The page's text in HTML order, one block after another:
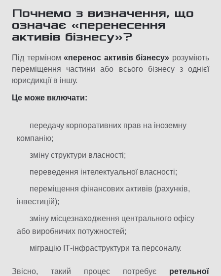
Почнемо з визначення, що
означає «перенесення
активів бізнесу»?
Під терміном«перенос активів бізнесу» розуміють
переміщення частини або всього бізнесу з однієї
юрисдикції в іншу.
Це може включати:
передачу корпоративних прав на іноземну
компанію;
зміну структури власності;
переведення інтелектуальної власності;
переміщення фінансових активів (рахунків,
інвестицій);
зміну місцезнаходження центрального офісу
або виробничих потужностей;
міграцію ІТ-інфраструктури та персоналу.
Звісно, такий процес потребує ретельної